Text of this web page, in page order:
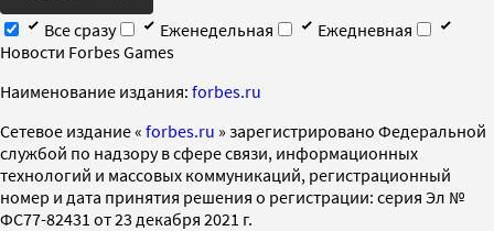
Все сразу
Еженедельная
Ежедневная
Новости Forbes Games
Наименование издания: forbes.ru
Cетевое издание « forbes.ru » зарегистрировано Федеральной
службой по надзору в сфере связи, информационных
технологий и массовых коммуникаций, регистрационный
номер и дата принятия решения о регистрации: серия Эл №
ФС77-82431 от 23 декабря 2021 г.